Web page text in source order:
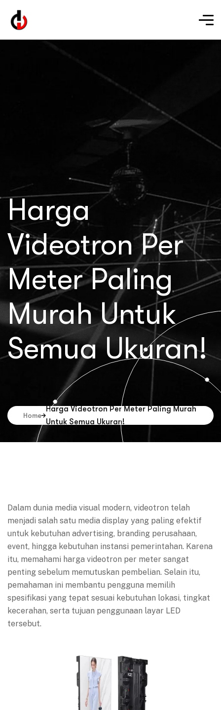
Harga
Videotron Per
Meter Paling
Murah Untuk
Semua Ukuran!
Home
Harga Videotron Per Meter Paling Murah
Untuk Semua Ukuran!
Dalam dunia media visual modern, videotron telah
menjadi salah satu media display yang paling efektif
untuk kebutuhan advertising, branding perusahaan,
event, hingga kebutuhan instansi pemerintahan. Karena
itu, memahami harga videotron per meter sangat
penting sebelum memutuskan pembelian. Selain itu,
pemahaman ini membantu pengguna memilih
spesifikasi yang tepat sesuai kebutuhan lokasi, tingkat
kecerahan, serta tujuan penggunaan layar LED
tersebut.